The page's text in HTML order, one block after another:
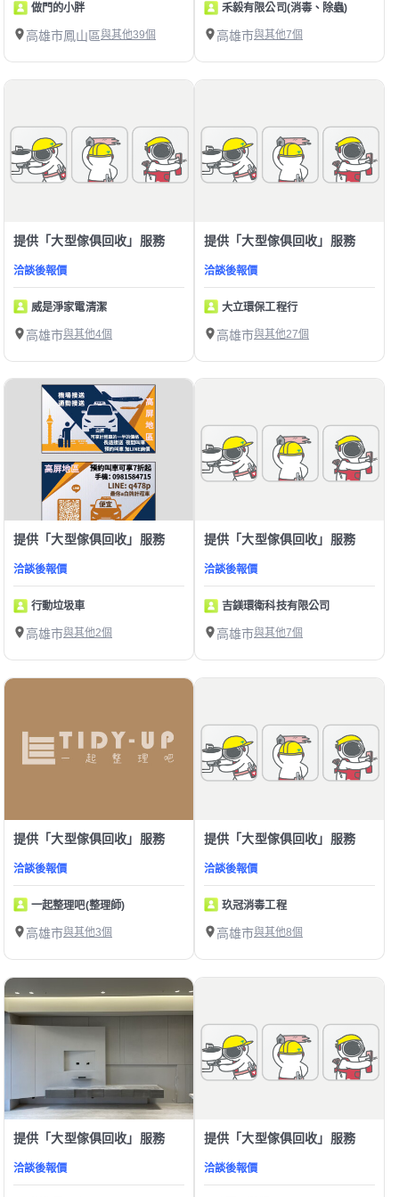
做門的小胖
高雄市鳳山區與其他39個
禾毅有限公司(消毒、除蟲)
高雄市與其他7個
提供「大型傢俱回收」服務
洽談後報價
威是淨家電清潔
高雄市與其他4個
提供「大型傢俱回收」服務
洽談後報價
大立環保工程行
高雄市與其他27個
提供「大型傢俱回收」服務
洽談後報價
行動垃圾車
高雄市與其他2個
提供「大型傢俱回收」服務
洽談後報價
吉鎂環衛科技有限公司
高雄市與其他7個
提供「大型傢俱回收」服務
洽談後報價
一起整理吧(整理師)
高雄市與其他3個
提供「大型傢俱回收」服務
洽談後報價
玖冠消毒工程
高雄市與其他8個
提供「大型傢俱回收」服務
洽談後報價
提供「大型傢俱回收」服務
洽談後報價